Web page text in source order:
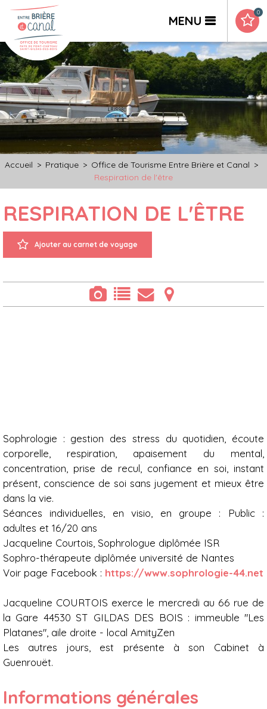
MENU
0
Accueil > Pratique > Office de Tourisme Entre Brière et Canal >
Respiration de l'être
RESPIRATION DE L'ÊTRE
Ajouter au carnet de voyage
Sophrologie : gestion des stress du quotidien, écoute
corporelle, respiration, apaisement du mental,
concentration, prise de recul, confiance en soi, instant
présent, conscience de soi sans jugement et mieux être
dans la vie.
Séances individuelles, en visio, en groupe : Public :
adultes et 16/20 ans
Jacqueline Courtois, Sophrologue diplômée ISR
Sophro-thérapeute diplômée université de Nantes
Voir page Facebook : https://www.sophrologie-44.net
Jacqueline COURTOIS exerce le mercredi au 66 rue de
la Gare 44530 ST GILDAS DES BOIS : immeuble "Les
Platanes", aile droite - local AmityZen
Les autres jours, est présente à son Cabinet à
Guenrouët.
Informations générales